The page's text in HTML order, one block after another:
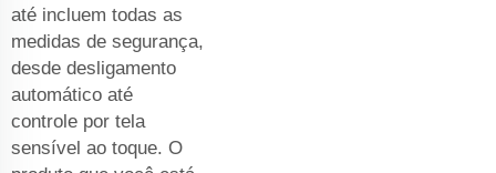
até incluem todas as
medidas de segurança,
desde desligamento
automático até
controle por tela
sensível ao toque. O